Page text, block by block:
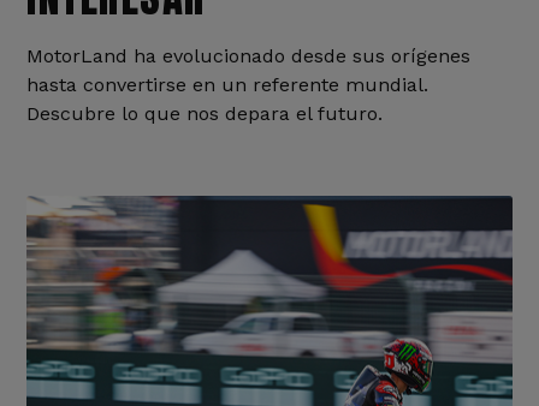
MotorLand ha evolucionado desde sus orígenes
hasta convertirse en un referente mundial.
Descubre lo que nos depara el futuro.